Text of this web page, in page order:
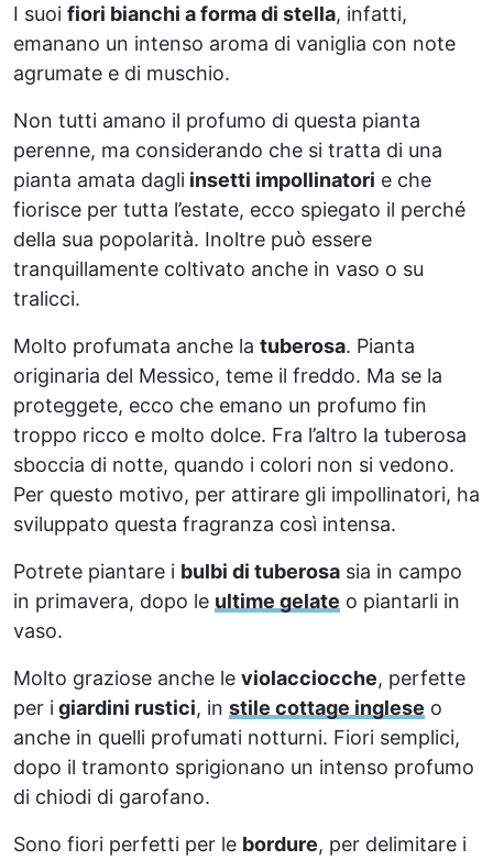
I suoi fiori bianchi a forma di stella, infatti,
emanano un intenso aroma di vaniglia con note
agrumate e di muschio.
Non tutti amano il profumo di questa pianta
perenne, ma considerando che si tratta di una
pianta amata dagli insetti impollinatori e che
fiorisce per tutta l’estate, ecco spiegato il perché
della sua popolarità. Inoltre può essere
tranquillamente coltivato anche in vaso o su
tralicci.
Molto profumata anche la tuberosa. Pianta
originaria del Messico, teme il freddo. Ma se la
proteggete, ecco che emano un profumo fin
troppo ricco e molto dolce. Fra l’altro la tuberosa
sboccia di notte, quando i colori non si vedono.
Per questo motivo, per attirare gli impollinatori, ha
sviluppato questa fragranza così intensa.
Potrete piantare i bulbi di tuberosa sia in campo
in primavera, dopo le ultime gelate o piantarli in
vaso.
Molto graziose anche le violacciocche, perfette
per igiardini rustici, in stile cottage inglese o
anche in quelli profumati notturni. Fiori semplici,
dopo il tramonto sprigionano un intenso profumo
di chiodi di garofano.
Sono fiori perfetti per le bordure, per delimitare i